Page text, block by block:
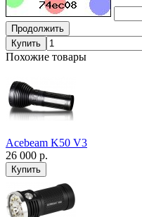
Продолжить
Купить
Похожие товары
Acebeam K50 V3
26 000 р.